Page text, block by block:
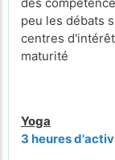
peu les débats
centres
maturité
Yoga
3 heures